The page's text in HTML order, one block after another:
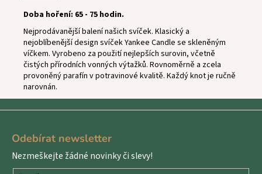
Doba hoření: 65 - 75 hodin.
Nejprodávanější balení našich svíček. Klasický a
nejoblíbenější design svíček Yankee Candle se skleněným
víčkem. Vyrobeno za použití nejlepších surovin, včetně
čistých přírodních vonných výtažků. Rovnoměrně a zcela
provoněný parafín v potravinové kvalitě. Každý knot je ručně
narovnán.
Odebírat newsletter
Nezmeškejte žádné novinky či slevy!